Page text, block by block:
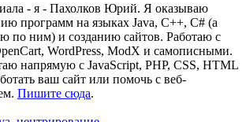
- я - Пахолков Юрий. Я оказываю
программ на языках Java, C++, C# (а
по ним) и созданию сайтов. Работаю с
WordPress, ModX и самописными.
напрямую с JavaScript, PHP, CSS, HTML
ваш сайт или помочь с веб-
Пишите сюда.